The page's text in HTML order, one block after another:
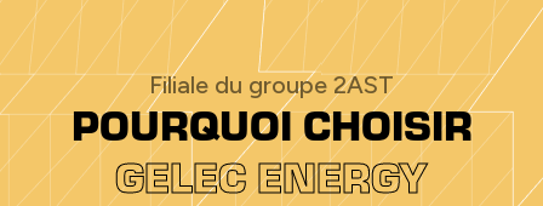
Filiale du groupe 2AST
POURQUOI CHOISIR
GELEC ENERGY